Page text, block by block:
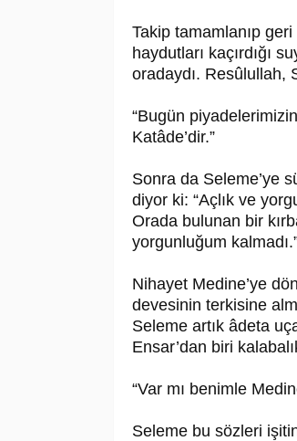
Takip tamamlanıp
haydutları kaçırdığı
oradaydı. Re­sû­lul­lah,
“Bugün
Katâde’dir.”
Sonra da Seleme’ye
diyor ki: “Açlık ve
Orada bulunan bir
yorgunluğum
Nihayet Medine’ye
devesinin terkisine
Seleme artık âdeta
Ensar’dan biri
“Var mı benimle
Seleme bu sözleri